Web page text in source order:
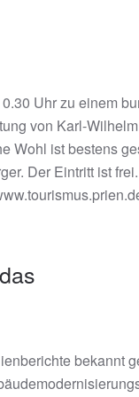
Uhr zu einem
von Karl-
Wohl ist bestens
Der Eintritt ist
bekannt